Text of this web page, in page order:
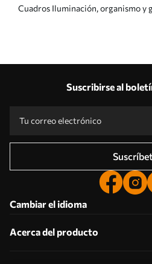
Cuadros Iluminación, organismo y
Suscribirse al
Cambiar el idioma
Acerca del producto